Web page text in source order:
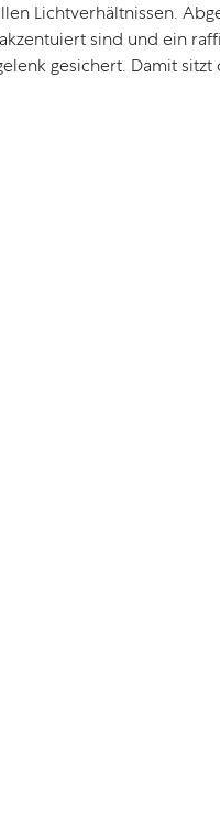
Lichtverhältnissen.
sind und ein
gesichert. Damit